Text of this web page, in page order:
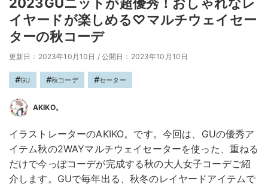
イヤードが楽しめる♡マルチウェイセー
ターの秋コーデ
更新日：2023年10月10日 / 公開日：2023年10月10日
GU 秋コーデ セーター
AKIKO。
イラストレーターのAKIKO。です。今回は、GUの優秀ア
イテム秋の2WAYマルチウェイセーターを使った、重ねる
だけで今っぽコーデが完成する秋の大人女子コーデご紹
介します。GUで毎年出る、秋冬のレイヤードアイテムで